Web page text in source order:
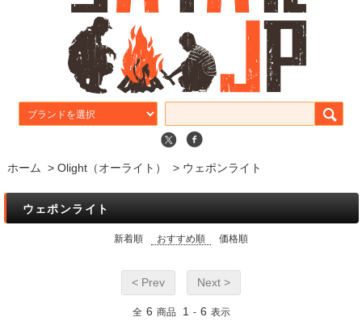
ホーム > Olight（オーライト） > ウェポンライト
ウェポンライト
新着順 おすすめ順 価格順
< Prev Next >
全 6 商品 1 - 6 表示